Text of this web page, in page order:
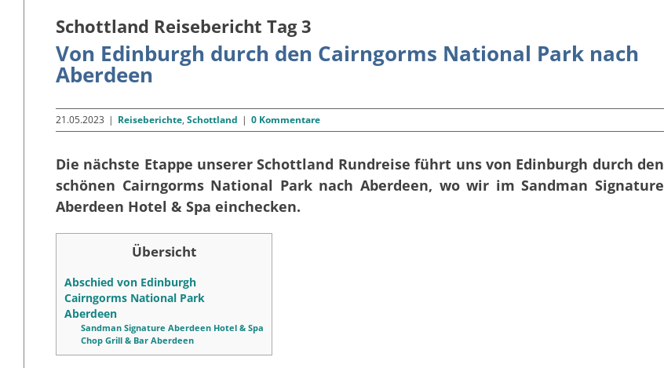
Schottland Reisebericht Tag 3
Von Edinburgh durch den Cairngorms National Park nach
Aberdeen
21.05.2023 | Reiseberichte, Schottland | 0 Kommentare
Die nächste Etappe unserer Schottland Rundreise führt uns von Edinburgh durch den
schönen Cairngorms National Park nach Aberdeen, wo wir im Sandman Signature
Aberdeen Hotel & Spa einchecken.
Übersicht
Abschied von Edinburgh
Cairngorms National Park
Aberdeen
Sandman Signature Aberdeen Hotel & Spa
Chop Grill & Bar Aberdeen